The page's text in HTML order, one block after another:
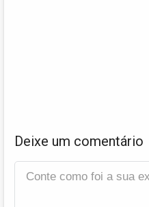
Deixe um comentário